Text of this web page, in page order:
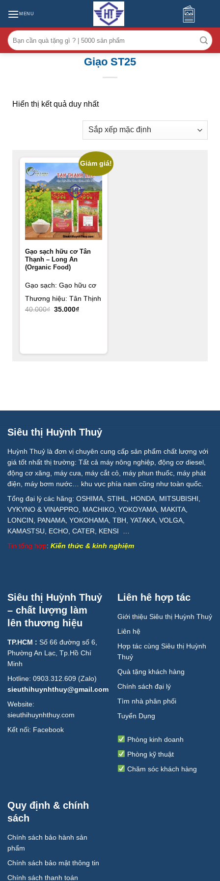
MENU
Tìm
kiếm:
Giạo ST25
Hiển thị kết quả duy nhất
Giảm giá!
Gạo sạch hữu cơ Tân
Thạnh – Long An
(Organic Food)
Gạo sạch: Gạo hữu cơ
Thương hiệu: Tân Thịnh
40.000₫ Giá
35.000₫Giá
Siêu thị Huỳnh Thuỷ
Huỳnh Thuỷ là đơn vị chuyên cung cấp sản phẩm chất lượng với
giá tốt nhất thị trường: Tất cả máy nông nghiệp, động cơ diesel,
động cơ xăng, máy cưa, máy cắt cỏ, máy phun thuốc, máy phát
điện, máy bơm nước… khu vực phía nam cũng như toàn quốc.
Tổng đại lý các hãng: OSHIMA, STIHL, HONDA, MITSUBISHI,
VYKYNO & VINAPPRO, MACHIKO, YOKOYAMA, MAKITA,
LONCIN, PANAMA, YOKOHAMA, TBH, YATAKA, VOLGA,
KAMASTSU, ECHO, CATER, KENSI …
Tin tổng hợp: Kiến thức & kinh nghiệm
Siêu thị Huỳnh Thuỷ
– chất lượng làm
lên thương hiệu
TP.HCM : Số 66 đường số 6,
Phường An Lạc, Tp.Hồ Chí
Minh
Hotline: 0903.312.609 (Zalo)
sieuthihuynhthuy@gmail.com
Website:
sieuthihuynhthuy.com
Kết nối: Facebook
Liên hê hợp tác
Giới thiệu Siêu thị Huỳnh Thuỷ
Liên hệ
Hợp tác cùng Siêu thị Huỳnh
Thuỷ
Quà tặng khách hàng
Chính sách đại lý
Tìm nhà phân phối
Tuyển Dụng
Phòng kinh doanh
Phòng kỹ thuật
Chăm sóc khách hàng
Quy định & chính
sách
Chính sách bảo hành sản
phẩm
Chính sách bảo mật thông tin
Chính sách thanh toán